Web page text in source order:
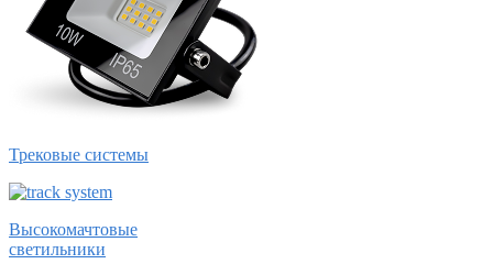
Трековые системы
Высокомачтовые
светильники